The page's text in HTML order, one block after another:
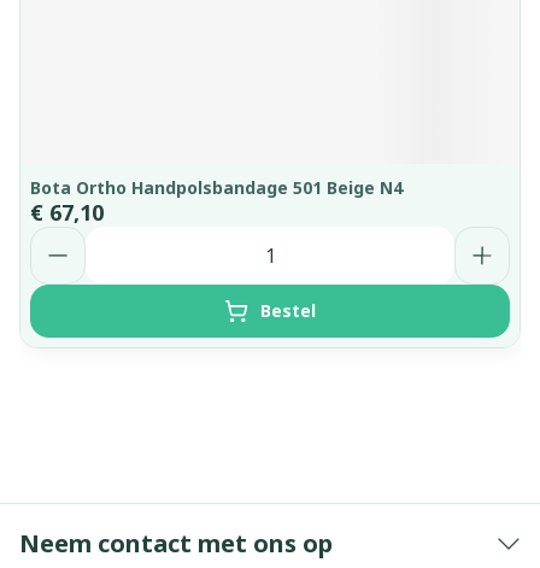
Bota Ortho Handpolsbandage 501 Beige N4
€ 67,10
Aantal
Bestel
Neem contact met ons op